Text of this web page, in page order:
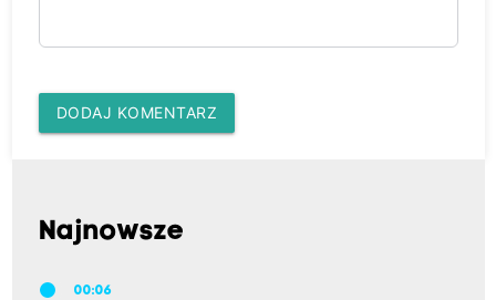
DODAJ KOMENTARZ
Najnowsze
00:06